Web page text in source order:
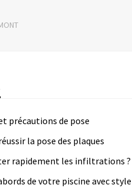
précautions de pose
la pose des plaques
rapidement les infiltrations ?
de votre piscine avec style